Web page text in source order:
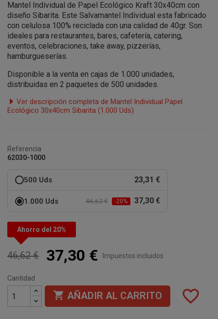
Mantel Individual de Papel Ecológico Kraft 30x40cm con
diseño Sibarita. Este Salvamantel Individual esta fabricado
con celulosa 100% reciclada con una calidad de 40gr. Son
ideales para restaurantes, bares, cafetería, catering,
eventos, celebraciones, take away, pizzerías,
hamburgueserías.
Disponible a la venta en cajas de 1.000 unidades,
distribuidas en 2 paquetes de 500 unidades.
Ver descripción completa de Mantel Individual Papel
Ecológico 30x40cm Sibarita (1.000 Uds)
Referencia
62030-1000
500 Uds 23,31 €
1.000 Uds 46,62 € -20% 37,30 €
Ahorro del 20%
46,62 € 37,30 € Impuestos incluidos
Cantidad
 AÑADIR AL CARRITO favorite_border